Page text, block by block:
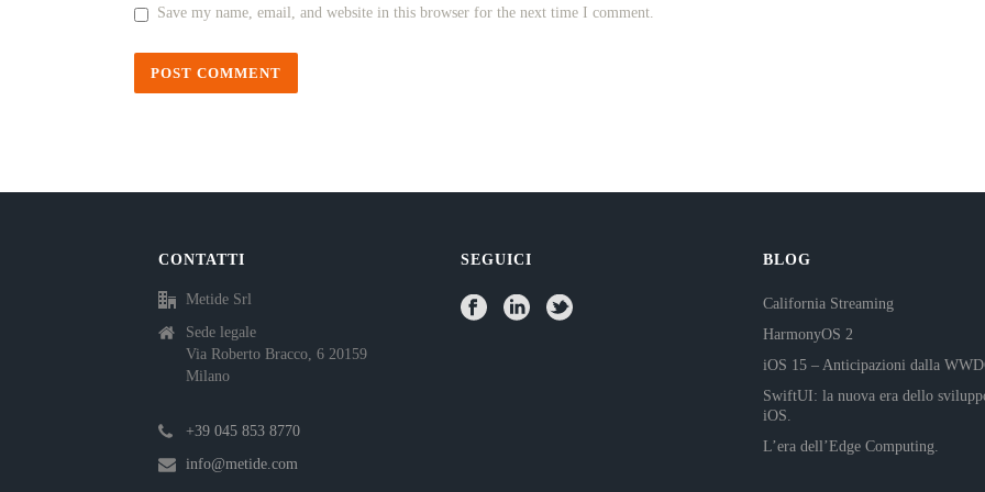
Save my name, email, and website in this browser for the next time I comment.
CONTATTI
Metide Srl
Sede legale
Via Roberto Bracco, 6 20159
Milano
+39 045 853 8770
info@metide.com
SEGUICI BLOG
California Streaming
HarmonyOS 2
iOS 15 – Anticipazioni dalla
SwiftUI: la nuova era dello
iOS.
L’era dell’Edge Computing.